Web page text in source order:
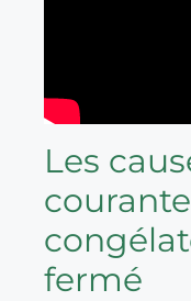
Les
fermé